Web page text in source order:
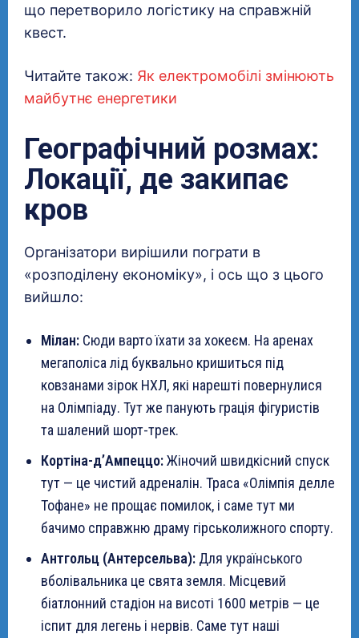
що перетворило логістику на справжній
квест.
Читайте також: Як електромобілі змінюють
майбутнє енергетики
Географічний розмах:
Локації, де закипає
кров
Організатори вирішили пограти в
«розподілену економіку», і ось що з цього
вийшло:
Мілан: Сюди варто їхати за хокеєм. На аренах
мегаполіса лід буквально кришиться під
ковзанами зірок НХЛ, які нарешті повернулися
на Олімпіаду. Тут же панують грація фігуристів
та шалений шорт-трек.
Кортіна-д’Ампеццо:Жіночий швидкісний спуск
тут — це чистий адреналін. Траса «Олімпія делле
Тофане» не прощає помилок, і саме тут ми
бачимо справжню драму гірськолижного спорту.
Антгольц (Антерсельва): Для українського
вболівальника це свята земля. Місцевий
біатлонний стадіон на висоті 1600 метрів — це
іспит для легень і нервів. Саме тут наші